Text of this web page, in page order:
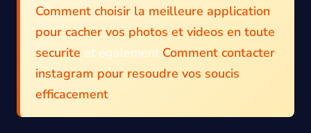
Comment choisir la meilleure application
pour cacher vos photos et videos en toute
securite et également Comment contacter
instagram pour resoudre vos soucis
efficacement.